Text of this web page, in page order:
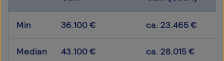
Min 36.100 € ca. 23.465 €
Median 43.100 € ca. 28.015 €